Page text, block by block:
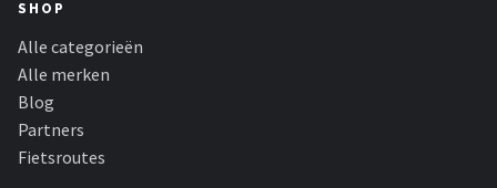
SHOP
Alle categorieën
Alle merken
Blog
Partners
Fietsroutes